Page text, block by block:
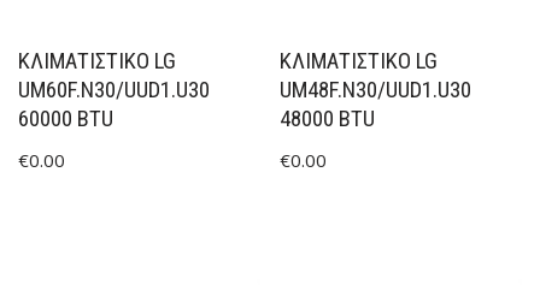
ΚΛΙΜΑΤΙΣΤΙΚΟ LG
UM60F.N30/UUD1.U30
60000 BTU
€0.00
ΚΛΙΜΑΤΙΣΤΙΚΟ LG
UM48F.N30/UUD1.U30
48000 BTU
€0.00